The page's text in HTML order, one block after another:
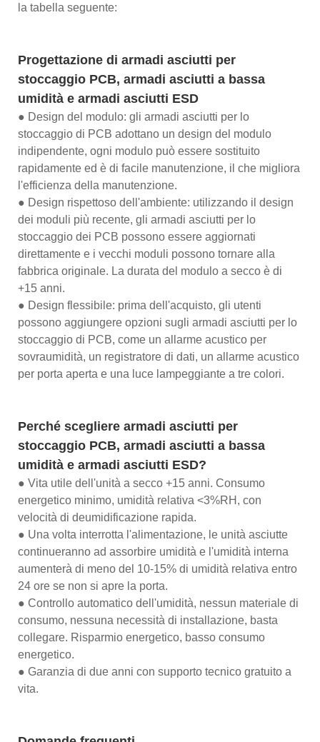
la tabella seguente:
Progettazione di armadi asciutti per
stoccaggio PCB, armadi asciutti a bassa
umidità e armadi asciutti ESD
● Design del modulo: gli armadi asciutti per lo
stoccaggio di PCB adottano un design del modulo
indipendente, ogni modulo può essere sostituito
rapidamente ed è di facile manutenzione, il che migliora
l'efficienza della manutenzione.
● Design rispettoso dell'ambiente: utilizzando il design
dei moduli più recente, gli armadi asciutti per lo
stoccaggio dei PCB possono essere aggiornati
direttamente e i vecchi moduli possono tornare alla
fabbrica originale. La durata del modulo a secco è di
+15 anni.
● Design flessibile: prima dell'acquisto, gli utenti
possono aggiungere opzioni sugli armadi asciutti per lo
stoccaggio di PCB, come un allarme acustico per
sovraumidità, un registratore di dati, un allarme acustico
per porta aperta e una luce lampeggiante a tre colori.
Perché scegliere armadi asciutti per
stoccaggio PCB, armadi asciutti a bassa
umidità e armadi asciutti ESD?
● Vita utile dell'unità a secco +15 anni. Consumo
energetico minimo, umidità relativa <3%RH, con
velocità di deumidificazione rapida.
● Una volta interrotta l'alimentazione, le unità asciutte
continueranno ad assorbire umidità e l'umidità interna
aumenterà di meno del 10-15% di umidità relativa entro
24 ore se non si apre la porta.
● Controllo automatico dell'umidità, nessun materiale di
consumo, nessuna necessità di installazione, basta
collegare. Risparmio energetico, basso consumo
energetico.
● Garanzia di due anni con supporto tecnico gratuito a
vita.